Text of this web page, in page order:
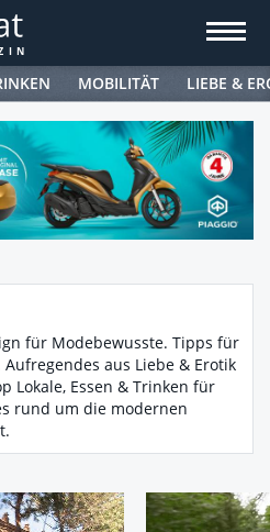
MOBILITÄT LIEBE &
für Modebewusste. Tipps für
aus Liebe & Erotik
Lokale, Essen & Trinken für
rund um die modernen